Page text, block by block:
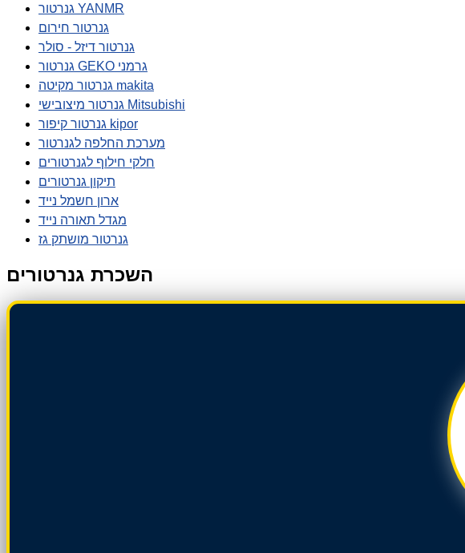
גנרטור YANMR
גנרטור חירום
גנרטור דיזל - סולר
גנרטור GEKO גרמני
גנרטור מקיטה makita
גנרטור מיצובישי Mitsubishi
גנרטור קיפור kipor
מערכת החלפה לגנרטור
חלקי חילוף לגנרטורים
תיקון גנרטורים
ארון חשמל נייד
מגדל תאורה נייד
גנרטור מושתק גז
השכרת גנרטורים